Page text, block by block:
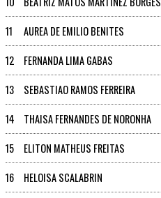
11
AUREA DE EMILIO BENITES
12
FERNANDA LIMA GABAS
13
SEBASTIAO RAMOS FERREIRA
14
THAISA FERNANDES DE NORONHA
15
ELITON MATHEUS FREITAS
16
HELOISA SCALABRIN